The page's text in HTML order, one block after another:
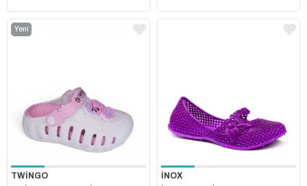
TWİNGO
Yeni
İNOX